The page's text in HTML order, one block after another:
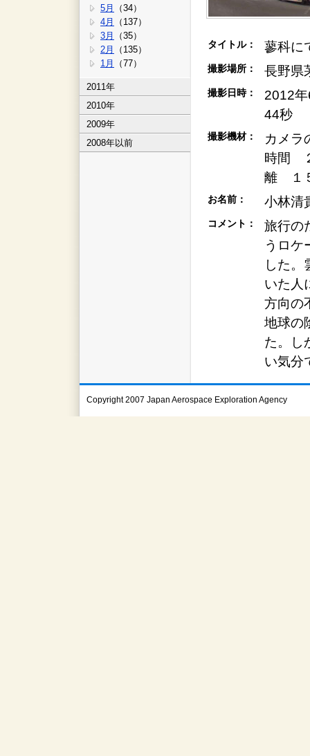
5月
（34）
4月
（137）
3月
（35）
2月
（135）
1月
（77）
2011年
2010年
2009年
2008年以前
タイトル： 蓼科に
撮影場所： 長野県
撮影日時：
2012
44秒
撮影機材：
カメ
時間
離 １
お名前： 小林清
コメント：
旅行の
うロケ
した。
いた人
方向の
地球の
た。し
い気分
Copyright 2007 Japan Aerospace Exploration Agency